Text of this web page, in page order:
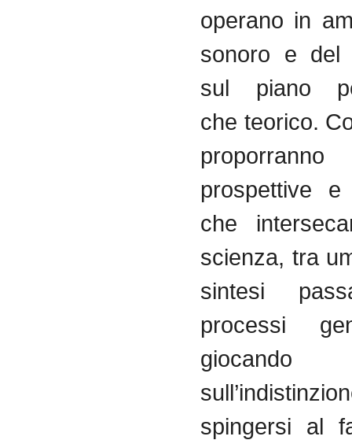
operano in
sonoro e del
sul piano
che teorico.
prospettive e
che
scienza, tra
sintesi
processi
giocando
spingersi al